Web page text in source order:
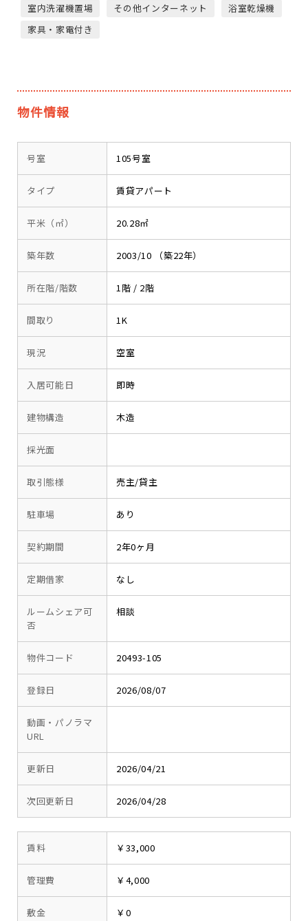
室内洗濯機置場
その他インターネット
浴室乾燥機
家具・家電付き
物件情報
号室 105号室
タイプ 賃貸アパート
平米（㎡） 20.28㎡
築年数 2003/10 （築22年）
所在階/階数 1階 / 2階
間取り 1K
現況 空室
入居可能日 即時
建物構造 木造
採光面
取引態様 売主/貸主
駐車場 あり
契約期間 2年0ヶ月
定期借家 なし
ルームシェア可
否
相談
物件コード 20493-105
登録日 2026/08/07
動画・パノラマ
URL
更新日 2026/04/21
次回更新日 2026/04/28
賃料 ￥33,000
管理費 ￥4,000
敷金 ￥0